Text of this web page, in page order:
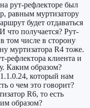
рут-рефлекторе был
равным муртизатору
будет отдаваться
что получается? Рут-
том числе в сторону
муртизатора R4 тоже.
рефлектора клиента и
Каким образом?
который нам
о чем это говорит?
R6, то есть
образом?